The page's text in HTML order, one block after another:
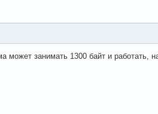
может занимать 1300 байт и работать,